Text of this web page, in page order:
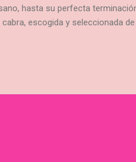
hasta su perfecta
escogida y seleccionada
Manual de uso. 1. Lavar el
embudo para facilitar su